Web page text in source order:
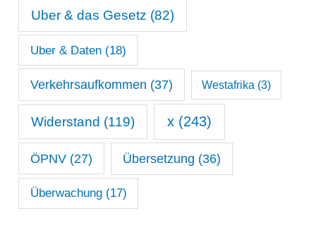
Uber & das Gesetz (82)
Uber & Daten(18)
Verkehrsaufkommen (37) Westafrika (3)
Widerstand (119) x(243)
ÖPNV(27) Übersetzung (36)
Überwachung(17)